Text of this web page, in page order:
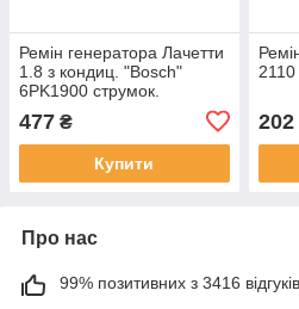
Ремін генератора Лачетти
1.8 з кондиц. "Bosch"
6PK1900 струмок.
477 ₴
Купити
2110
202
Про нас
99% позитивних з 3416